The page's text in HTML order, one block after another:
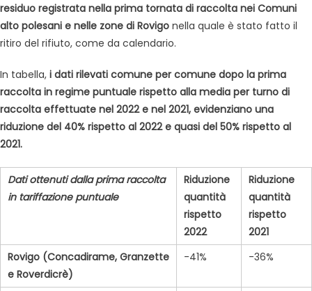
residuo registrata nella prima tornata di raccolta nei Comuni
alto polesani e nelle zone di Rovigo nella quale è stato fatto il
ritiro del rifiuto, come da calendario.
In tabella, i dati rilevati comune per comune dopo la prima
raccolta in regime puntuale rispetto alla media per turno di
raccolta effettuate nel 2022 e nel 2021, evidenziano una
riduzione del 40% rispetto al 2022 e quasi del 50% rispetto al
2021.
Dati ottenuti dalla prima raccolta
in tariffazione puntuale
Riduzione
quantità
rispetto
2022
Riduzione
quantità
rispetto
2021
Rovigo (Concadirame, Granzette
e Roverdicrè)
-41% -36%